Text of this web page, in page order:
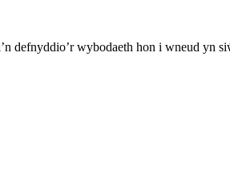
defnyddio’r wybodaeth hon i wneud yn